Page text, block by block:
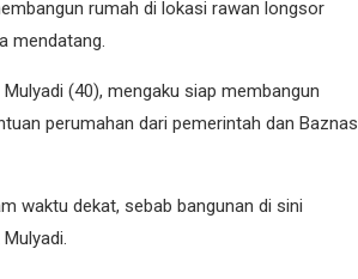
rumah di lokasi rawan longsor
mendatang.
(40), mengaku siap membangun
perumahan dari pemerintah dan Baznas
waktu dekat, sebab bangunan di sini